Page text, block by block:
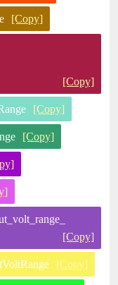
[Copy]
[Copy]
[Copy]
[Copy]
[Copy]
[Copy]